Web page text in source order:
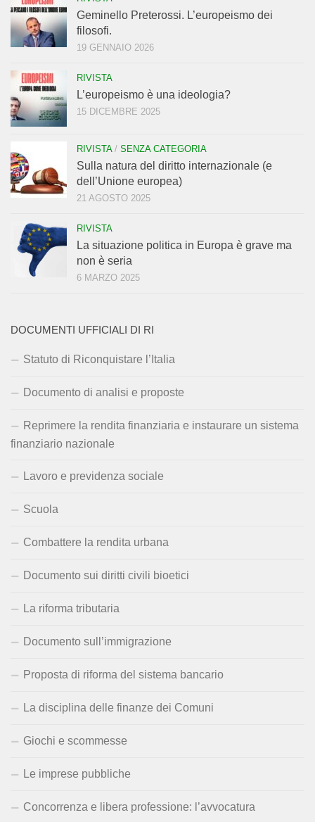
Geminello Preterossi. L’europeismo dei
filosofi.
19 GENNAIO 2026
RIVISTA
L’europeismo è una ideologia?
15 DICEMBRE 2025
RIVISTA/ SENZA CATEGORIA
Sulla natura del diritto internazionale (e
dell’Unione europea)
21 AGOSTO 2025
RIVISTA
La situazione politica in Europa è grave ma
non è seria
6 MARZO 2025
DOCUMENTI UFFICIALI DI RI
Statuto di Riconquistare l’Italia
Documento di analisi e proposte
Reprimere la rendita finanziaria e instaurare un sistema
finanziario nazionale
Lavoro e previdenza sociale
Scuola
Combattere la rendita urbana
Documento sui diritti civili bioetici
La riforma tributaria
Documento sull’immigrazione
Proposta di riforma del sistema bancario
La disciplina delle finanze dei Comuni
Giochi e scommesse
Le imprese pubbliche
Concorrenza e libera professione: l’avvocatura